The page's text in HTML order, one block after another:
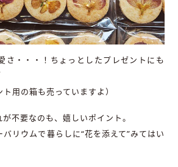
さ・・・！ちょっとしたプレゼントにも
ト用の箱も売っていますよ）
不要なのも、嬉しいポイント。
リウムで暮らしに“花を添えて”みてはい